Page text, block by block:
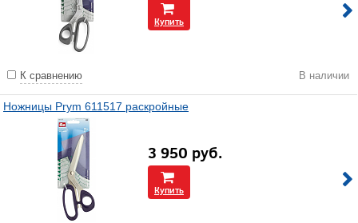
Купить
К сравнению В наличии
Ножницы Prym 611517 раскройные
3 950 руб.
Купить